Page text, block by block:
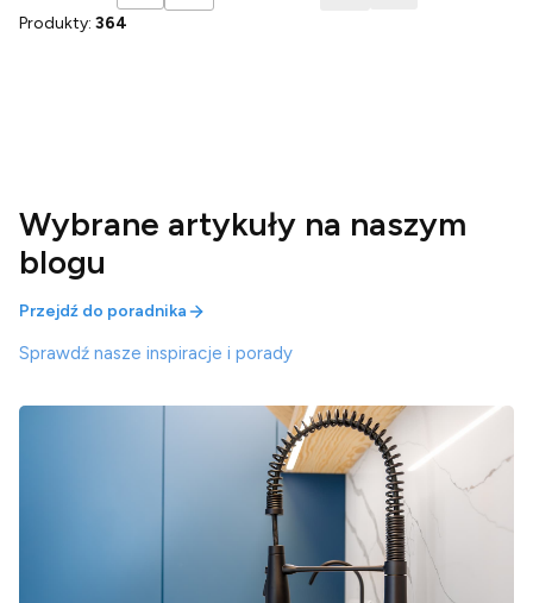
Produkty: 364
Wybrane artykuły na naszym
blogu
Przejdź do poradnika
Sprawdź nasze inspiracje i porady